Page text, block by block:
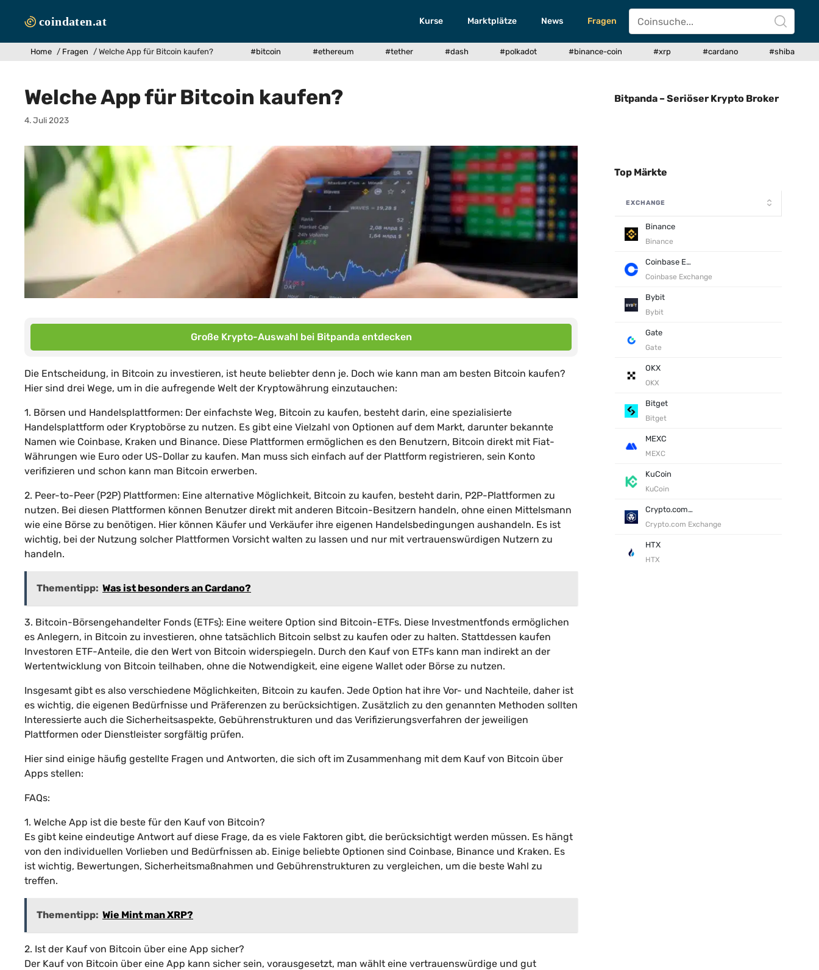
Inhalt
Kurse Marktplätze News Fragen
Home / Fragen / Welche App für Bitcoin kaufen? #bitcoin #ethereum #tether #dash #polkadot #binance-coin #xrp #cardano #shiba
Welche App für Bitcoin kaufen?
4. Juli 2023
Große Krypto-Auswahl bei Bitpanda entdecken
Die Entscheidung, in Bitcoin zu investieren, ist heute beliebter denn je. Doch wie kann man am besten Bitcoin kaufen?
Hier sind drei Wege, um in die aufregende Welt der Kryptowährung einzutauchen:
1. Börsen und Handelsplattformen: Der einfachste Weg, Bitcoin zu kaufen, besteht darin, eine spezialisierte
Handelsplattform oder Kryptobörse zu nutzen. Es gibt eine Vielzahl von Optionen auf dem Markt, darunter bekannte
Namen wie Coinbase, Kraken und Binance. Diese Plattformen ermöglichen es den Benutzern, Bitcoin direkt mit Fiat-
Währungen wie Euro oder US-Dollar zu kaufen. Man muss sich einfach auf der Plattform registrieren, sein Konto
verifizieren und schon kann man Bitcoin erwerben.
2. Peer-to-Peer (P2P) Plattformen: Eine alternative Möglichkeit, Bitcoin zu kaufen, besteht darin, P2P-Plattformen zu
nutzen. Bei diesen Plattformen können Benutzer direkt mit anderen Bitcoin-Besitzern handeln, ohne einen Mittelsmann
wie eine Börse zu benötigen. Hier können Käufer und Verkäufer ihre eigenen Handelsbedingungen aushandeln. Es ist
wichtig, bei der Nutzung solcher Plattformen Vorsicht walten zu lassen und nur mit vertrauenswürdigen Nutzern zu
handeln.
Thementipp: Was ist besonders an Cardano?
3. Bitcoin-Börsengehandelter Fonds (ETFs): Eine weitere Option sind Bitcoin-ETFs. Diese Investmentfonds ermöglichen
es Anlegern, in Bitcoin zu investieren, ohne tatsächlich Bitcoin selbst zu kaufen oder zu halten. Stattdessen kaufen
Investoren ETF-Anteile, die den Wert von Bitcoin widerspiegeln. Durch den Kauf von ETFs kann man indirekt an der
Wertentwicklung von Bitcoin teilhaben, ohne die Notwendigkeit, eine eigene Wallet oder Börse zu nutzen.
Insgesamt gibt es also verschiedene Möglichkeiten, Bitcoin zu kaufen. Jede Option hat ihre Vor- und Nachteile, daher ist
es wichtig, die eigenen Bedürfnisse und Präferenzen zu berücksichtigen. Zusätzlich zu den genannten Methoden sollten
Interessierte auch die Sicherheitsaspekte, Gebührenstrukturen und das Verifizierungsverfahren der jeweiligen
Plattformen oder Dienstleister sorgfältig prüfen.
Hier sind einige häufig gestellte Fragen und Antworten, die sich oft im Zusammenhang mit dem Kauf von Bitcoin über
Apps stellen:
FAQs:
1. Welche App ist die beste für den Kauf von Bitcoin?
Es gibt keine eindeutige Antwort auf diese Frage, da es viele Faktoren gibt, die berücksichtigt werden müssen. Es hängt
von den individuellen Vorlieben und Bedürfnissen ab. Einige beliebte Optionen sind Coinbase, Binance und Kraken. Es
ist wichtig, Bewertungen, Sicherheitsmaßnahmen und Gebührenstrukturen zu vergleichen, um die beste Wahl zu
treffen.
Thementipp: Wie Mint man XRP?
2. Ist der Kauf von Bitcoin über eine App sicher?
Der Kauf von Bitcoin über eine App kann sicher sein, vorausgesetzt, man wählt eine vertrauenswürdige und gut
Bitpanda – Seriöser Krypto Broker
Top Märkte
EXCHANGE
Binance
Binance
Coinbase Exchange
Coinbase Exchange
Bybit
Bybit
Gate
Gate
OKX
OKX
Bitget
Bitget
MEXC
MEXC
KuCoin
KuCoin
Crypto.com Exchange
Crypto.com Exchange
HTX
HTX